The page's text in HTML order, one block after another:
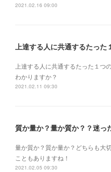
2021.02.16 09:00
上達する人に共通するたった
上達する人に共通するたった１つ
わかりますか？
2021.02.11 09:30
量か質か？ 質か量か？ どちらも大
こともありますね！
2021.02.05 09:30